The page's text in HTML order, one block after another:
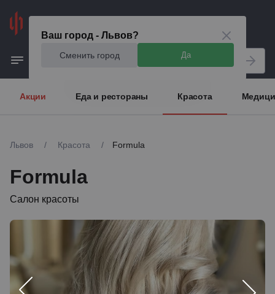
Ваш город - Львов?
Сменить город Да
Акции Еда и рестораны Красота
Львов / Красота / Formula
Formula
Салон красоты